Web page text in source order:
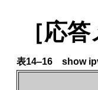
［応
表14‒16 show